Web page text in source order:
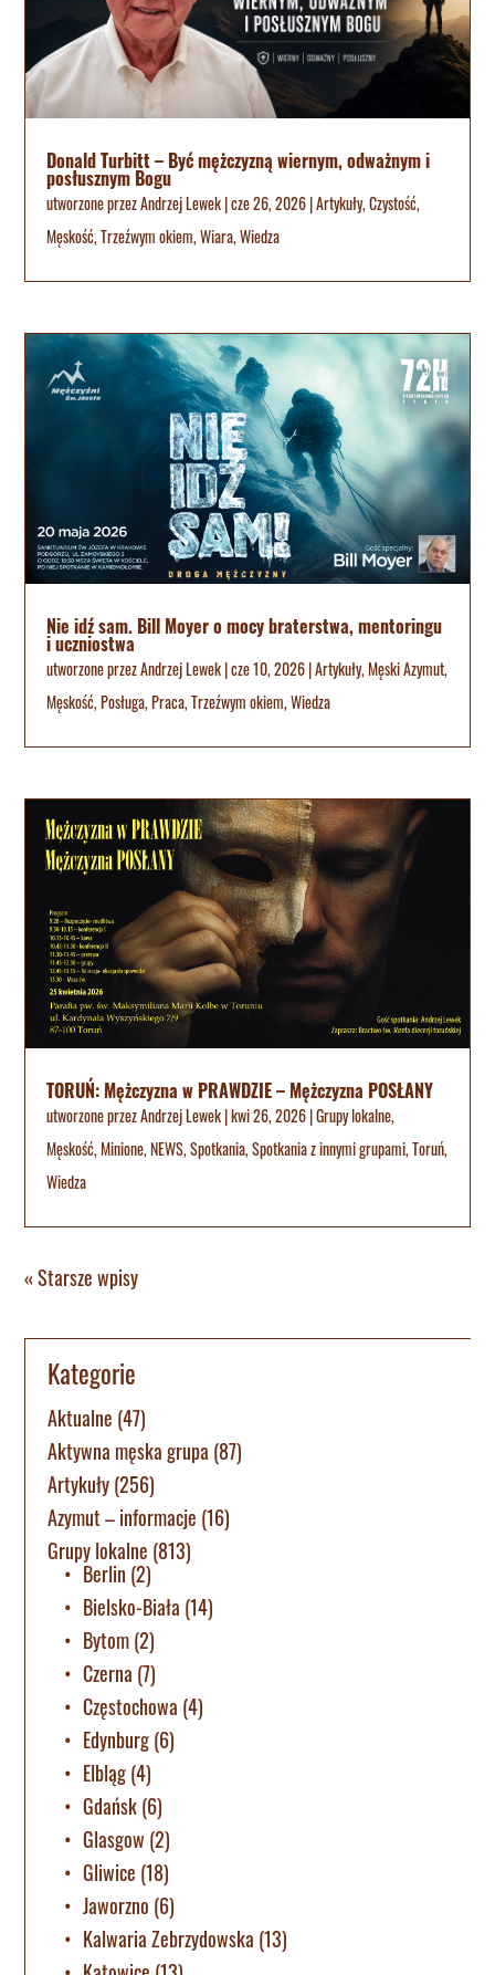
Donald Turbitt – Być mężczyzną wiernym, odważnym i
posłusznym Bogu
utworzone przezAndrzej Lewek|cze 26, 2026|Artykuły,Czystość,
Męskość,Trzeźwym okiem,Wiara,Wiedza
Nie idź sam. Bill Moyer o mocy braterstwa, mentoringu
i uczniostwa
utworzone przezAndrzej Lewek|cze 10, 2026|Artykuły,Męski Azymut,
Męskość,Posługa,Praca,Trzeźwym okiem,Wiedza
TORUŃ: Mężczyzna w PRAWDZIE – Mężczyzna POSŁANY
utworzone przezAndrzej Lewek|kwi 26, 2026|Grupy lokalne,
Męskość,Minione,NEWS,Spotkania,Spotkania z innymi grupami,Toruń,
Wiedza
« Starsze wpisy
Kategorie
Aktualne (47)
Aktywna męska grupa (87)
Artykuły(256)
Azymut – informacje (16)
Grupy lokalne (813)
Berlin (2)
Bielsko-Biała (14)
Bytom(2)
Czerna (7)
Częstochowa (4)
Edynburg(6)
Elbląg(4)
Gdańsk(6)
Glasgow (2)
Gliwice (18)
Jaworzno (6)
Kalwaria Zebrzydowska (13)